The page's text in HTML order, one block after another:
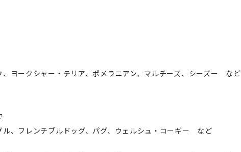
ヨークシャー・テリア、ポメラニアン、マルチーズ、シーズー など
、フレンチブルドッグ、パグ、ウェルシュ・コーギー など